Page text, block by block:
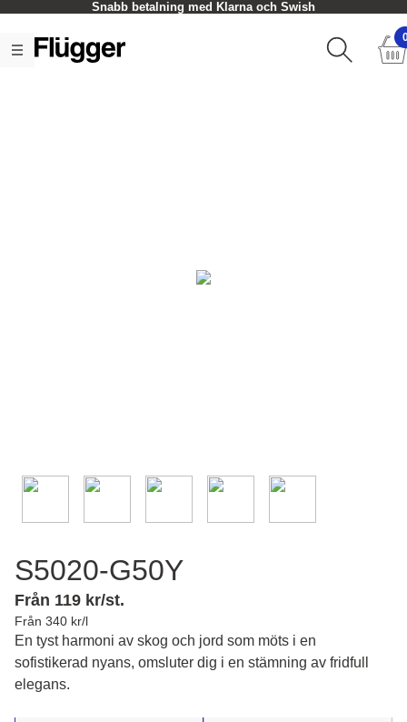
Snabb betalning med Klarna och Swish
S5020-G50Y
Från 119 kr/st.
Från 340 kr/l
En tyst harmoni av skog och jord som möts i en
sofistikerad nyans, omsluter dig i en stämning av fridfull
elegans.